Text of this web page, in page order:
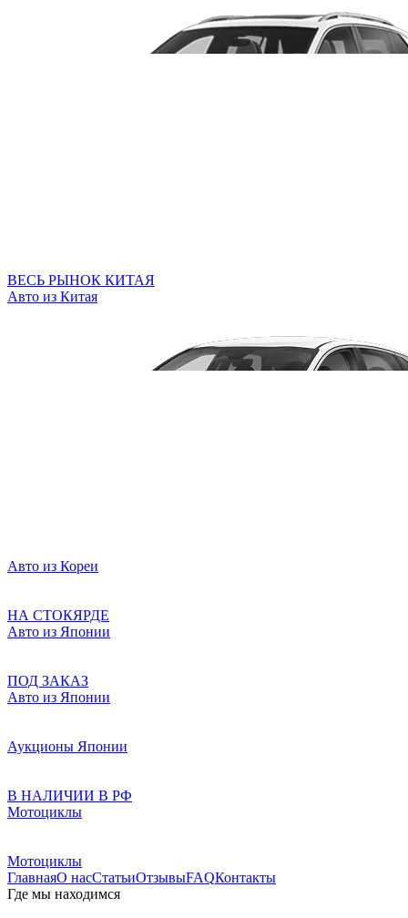
ВЕСЬ РЫНОК КИТАЯ
Авто из Китая
Авто из Кореи
НА СТОКЯРДЕ
Авто из Японии
ПОД ЗАКАЗ
Авто из Японии
Аукционы Японии
В НАЛИЧИИ В РФ
Мотоциклы
Мотоциклы
ГлавнаяО насСтатьиОтзывыFAQКонтакты
Где мы находимся